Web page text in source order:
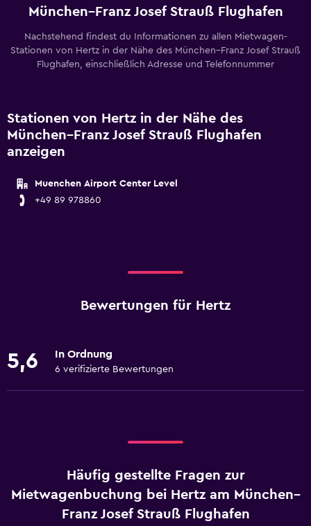
München–Franz Josef Strauß Flughafen
Nachstehend findest du Informationen zu allen Mietwagen-
Stationen von Hertz in der Nähe des München–Franz Josef Strauß
Flughafen, einschließlich Adresse und Telefonnummer
Stationen von Hertz in der Nähe des
München–Franz Josef Strauß Flughafen
anzeigen
Muenchen Airport Center Level
+49 89 978860
Bewertungen für Hertz
5,6 In Ordnung
6 verifizierte Bewertungen
Häufig gestellte Fragen zur
Mietwagenbuchung bei Hertz am München–
Franz Josef Strauß Flughafen